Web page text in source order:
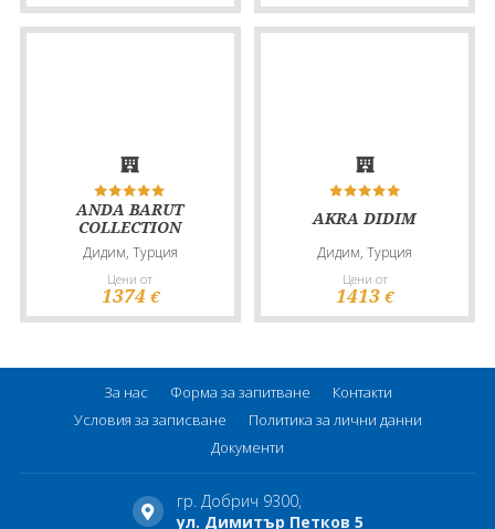
ANDA BARUT
COLLECTION
Дидим, Турция
Цени от
1374 €
AKRA DIDIM
Дидим, Турция
Цени от
1413 €
За нас Форма за запитване
Контакти
Условия за записване
Политика за лични данни
Документи
гр. Добрич 9300,
ул. Димитър Петков 5